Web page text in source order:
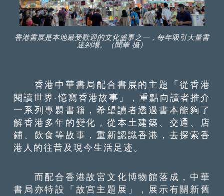
香港書展是本地最受歡迎的文化盛事之一，每年吸引大量書
迷到場。（聞華 攝）
香港中華書局配合書展的主題「從香港
閱讀世界‧憶寫香港故事」，重點向讀者推介
一系列專題書籍，希望讀者透過書本能夠了
解香港多年的變化，從本土建築、交通、店
鋪、飲食等故事，重新認識香港，去探索香
港人的往昔及現今生活足迹。
而配合香港故宮文化博物館落成，中華
書局亦特設「故宮主題展」，展示有關新舊